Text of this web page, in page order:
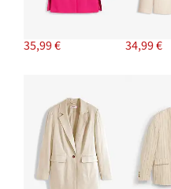
35,99 € 34,99 €